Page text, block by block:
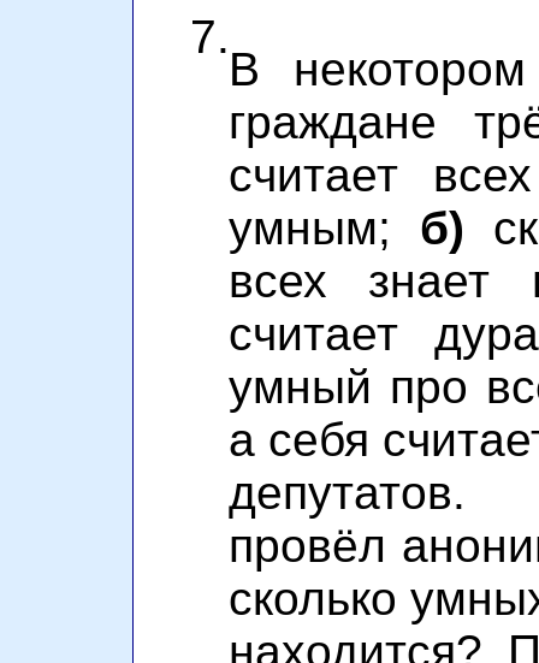
7.
В некотором
граждане
считает
умным; б)
всех знает
считает
умный про
а себя
депутатов.
провёл
сколько
находится?